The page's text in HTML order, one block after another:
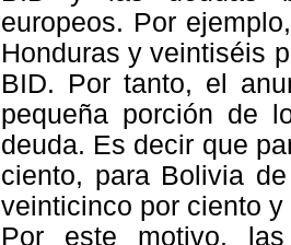
europeos. Por
Honduras y veintiséis
BID. Por tanto, el
pequeña porción de
deuda. Es decir que
ciento, para Bolivia
veinticinco por ciento
Por este motivo, las